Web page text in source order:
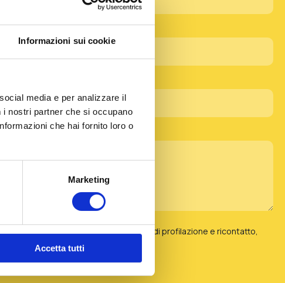
Informazioni sui cookie
media e per analizzare il
nostri partner che si occupano
che hai fornito loro o
Marketing
Accetta tutti
dei miei dati personali per la finalità di profilazione e ricontatto,